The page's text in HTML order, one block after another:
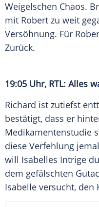
Weigelschen Chaos.
mit Robert zu weit
Versöhnung. Für
Zurück.
19:05 Uhr, RTL: Alles
Richard ist zutiefst
bestätigt, dass er
Medikamentenstudie
diese Verfehlung
will Isabelles Intrige
dem gefälschten
Isabelle versucht, den